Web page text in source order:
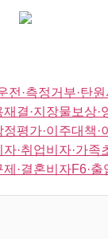
·측정거부·탄
결·지장물보상
평가·이주대책
·취업비자·가
·결혼비자F6·